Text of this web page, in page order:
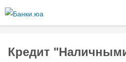
содержанию
Кредит